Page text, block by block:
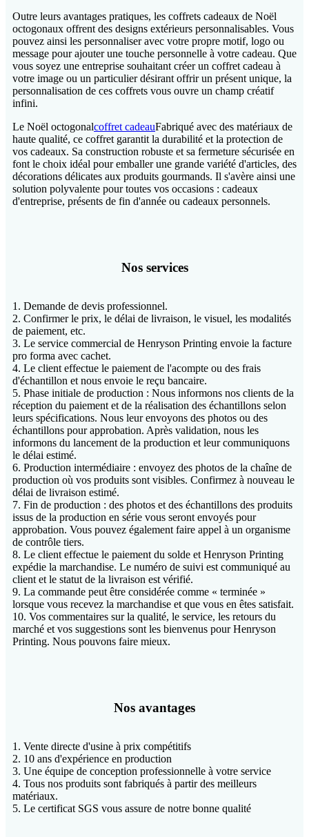
Outre leurs avantages pratiques, les coffrets cadeaux de Noël
octogonaux offrent des designs extérieurs personnalisables. Vous
pouvez ainsi les personnaliser avec votre propre motif, logo ou
message pour ajouter une touche personnelle à votre cadeau. Que
vous soyez une entreprise souhaitant créer un coffret cadeau à
votre image ou un particulier désirant offrir un présent unique, la
personnalisation de ces coffrets vous ouvre un champ créatif
infini.
Le Noël octogonalcoffret cadeauFabriqué avec des matériaux de
haute qualité, ce coffret garantit la durabilité et la protection de
vos cadeaux. Sa construction robuste et sa fermeture sécurisée en
font le choix idéal pour emballer une grande variété d'articles, des
décorations délicates aux produits gourmands. Il s'avère ainsi une
solution polyvalente pour toutes vos occasions : cadeaux
d'entreprise, présents de fin d'année ou cadeaux personnels.
Nos services
1. Demande de devis professionnel.
2. Confirmer le prix, le délai de livraison, le visuel, les modalités
de paiement, etc.
3. Le service commercial de Henryson Printing envoie la facture
pro forma avec cachet.
4. Le client effectue le paiement de l'acompte ou des frais
d'échantillon et nous envoie le reçu bancaire.
5. Phase initiale de production : Nous informons nos clients de la
réception du paiement et de la réalisation des échantillons selon
leurs spécifications. Nous leur envoyons des photos ou des
échantillons pour approbation. Après validation, nous les
informons du lancement de la production et leur communiquons
le délai estimé.
6. Production intermédiaire : envoyez des photos de la chaîne de
production où vos produits sont visibles. Confirmez à nouveau le
délai de livraison estimé.
7. Fin de production : des photos et des échantillons des produits
issus de la production en série vous seront envoyés pour
approbation. Vous pouvez également faire appel à un organisme
de contrôle tiers.
8. Le client effectue le paiement du solde et Henryson Printing
expédie la marchandise. Le numéro de suivi est communiqué au
client et le statut de la livraison est vérifié.
9. La commande peut être considérée comme « terminée »
lorsque vous recevez la marchandise et que vous en êtes satisfait.
10. Vos commentaires sur la qualité, le service, les retours du
marché et vos suggestions sont les bienvenus pour Henryson
Printing. Nous pouvons faire mieux.
Nos avantages
1. Vente directe d'usine à prix compétitifs
2. 10 ans d'expérience en production
3. Une équipe de conception professionnelle à votre service
4. Tous nos produits sont fabriqués à partir des meilleurs
matériaux.
5. Le certificat SGS vous assure de notre bonne qualité